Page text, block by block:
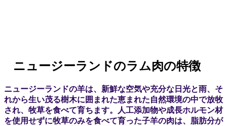
ニュージーランドのラム肉の特徴
ニュージーランドの羊は、新鮮な空気や充分な日光と雨、そ
れから生い茂る樹木に囲まれた恵まれた自然環境の中で放牧
され、牧草を食べて育ちます。人工添加物や成長ホルモン材
を使用せずに牧草のみを食べて育った子羊の肉は、脂肪分が